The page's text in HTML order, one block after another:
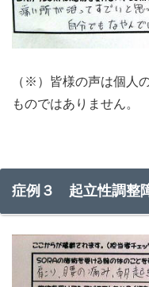
（※）皆様の声は個人
ものではありません。
症例３ 起立性調整